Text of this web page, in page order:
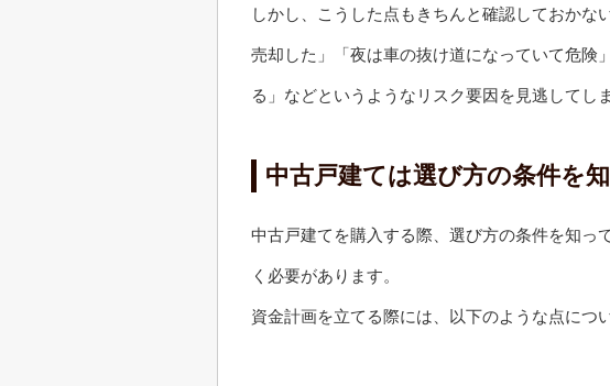
しかし、こうした点もきちんと確認しておかな
売却した」「夜は車の抜け道になっていて危険
る」などというようなリスク要因を見逃してし
中古戸建ては選び方の条件を
中古戸建てを購入する際、選び方の条件を知っ
く必要があります。
資金計画を立てる際には、以下のような点につ